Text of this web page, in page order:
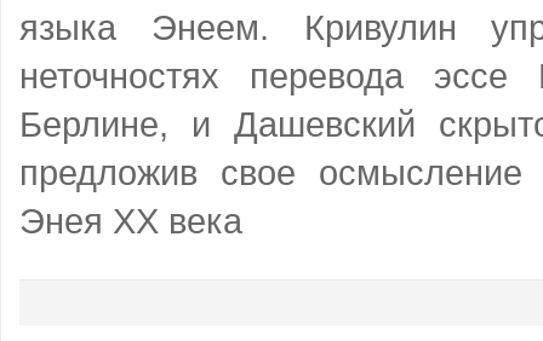
языка Энеем. Кривулин
неточностях перевода
Берлине, и Дашевский
предложив свое
Энея ХХ века